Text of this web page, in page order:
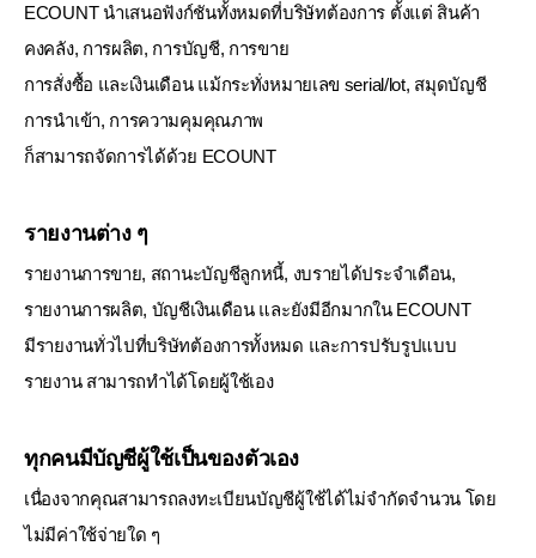
ECOUNT นำเสนอฟังก์ชันทั้งหมดที่บริษัทต้องการ ตั้งแต่ สินค้า
คงคลัง, การผลิต, การบัญชี, การขาย
การสั่งซื้อ และเงินเดือน แม้กระทั่งหมายเลข serial/lot, สมุดบัญชี
การนำเข้า, การความคุมคุณภาพ
ก็สามารถจัดการได้ด้วย ECOUNT
รายงานต่าง ๆ
รายงานการขาย, สถานะบัญชีลูกหนี้, งบรายได้ประจำเดือน,
รายงานการผลิต, บัญชีเงินเดือน และยังมีอีกมากใน ECOUNT
มีรายงานทั่วไปที่บริษัทต้องการทั้งหมด และการปรับรูปแบบ
รายงาน สามารถทำได้โดยผู้ใช้เอง
ทุกคนมีบัญชีผู้ใช้เป็นของตัวเอง
เนื่องจากคุณสามารถลงทะเบียนบัญชีผู้ใช้ได้ไม่จำกัดจำนวน โดย
ไม่มีค่าใช้จ่ายใด ๆ